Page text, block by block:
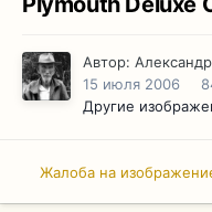
Автор:
15 июля 2006
Другие
Жалоба на